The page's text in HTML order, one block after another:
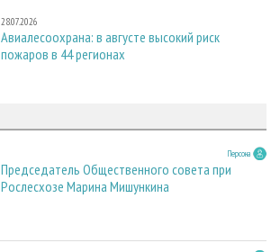
28.07.2026
Авиалесоохрана: в августе высокий риск
пожаров в 44 регионах
Персона
Председатель Общественного совета при
Рослесхозе Марина Мишункина